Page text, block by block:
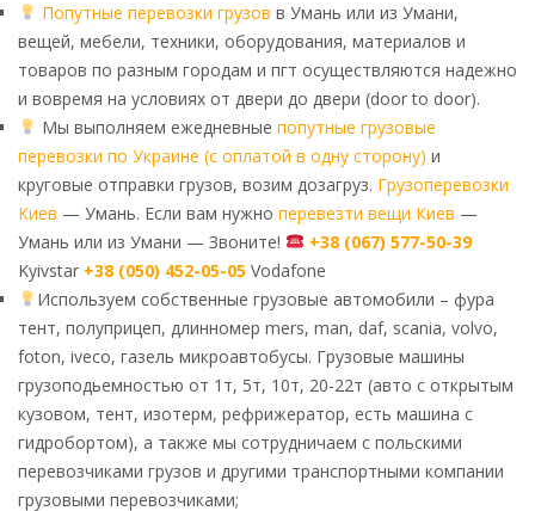
Попутные перевозки грузов в Умань или из Умани,
вещей, мебели, техники, оборудования, материалов и
товаров по разным городам и пгт осуществляются надежно
и вовремя на условиях от двери до двери (door to door).
Мы выполняем ежедневные попутные грузовые
перевозки по Украине (с оплатой в одну сторону) и
круговые отправки грузов, возим дозагруз. Грузоперевозки
Киев — Умань. Если вам нужно перевезти вещи Киев —
Умань или из Умани — Звоните!
+38 (067) 577-50-39
Kyivstar +38 (050) 452-05-05 Vodafone
Используем собственные грузовые автомобили – фура
тент, полуприцеп, длинномер mers, man, daf, scania, volvo,
foton, iveco, газель микроавтобусы. Грузовые машины
грузоподьемностью от 1т, 5т, 10т, 20-22т (авто с открытым
кузовом, тент, изотерм, рефрижератор, есть машина с
гидробортом), а также мы сотрудничаем с польскими
перевозчиками грузов и другими транспортными компании
грузовыми перевозчиками;